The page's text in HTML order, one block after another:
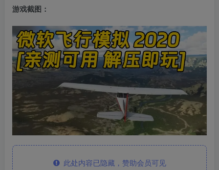
游戏截图：
此处内容已隐藏，赞助会员可见